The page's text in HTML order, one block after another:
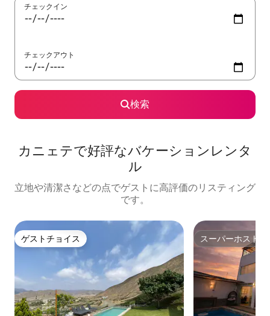
チェックイン
チェックアウト
検索
カニェテで好評なバケーションレンタ
ル
立地や清潔さなどの点でゲストに高評価のリスティング
です。
ゲストチョイス
ゲストチョイス スーパーホスト
スーパーホスト